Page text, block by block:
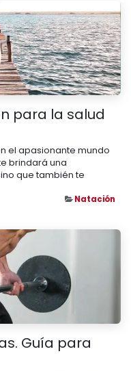
para la salud
el apasionante mundo
brindará una
que también te
Natación
Guía para